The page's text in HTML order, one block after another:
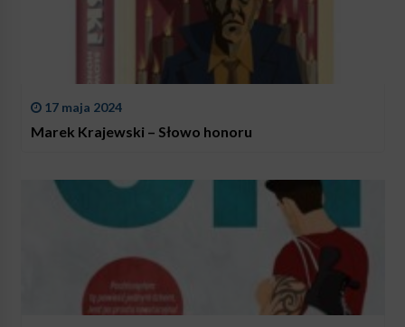
17 maja 2024
Marek Krajewski – Słowo honoru